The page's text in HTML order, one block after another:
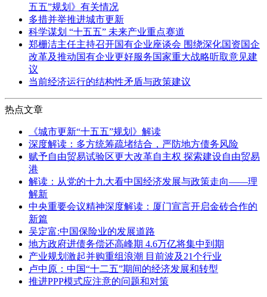
五五”规划》有关情况
多措并举推进城市更新
科学谋划 “十五五” 未来产业重点赛道
郑栅洁主任主持召开国有企业座谈会 围绕深化国资国企
改革及推动国有企业更好服务国家重大战略听取意见建
议
当前经济运行的结构性矛盾与政策建议
热点文章
《城市更新“十五五”规划》解读
深度解读：多方统筹疏堵结合，严防地方债务风险
赋予自由贸易试验区更大改革自主权 探索建设自由贸易
港
解读：从党的十九大看中国经济发展与政策走向——理
解新
中央重要会议精神深度解读：厦门宣言开启金砖合作的
新篇
吴定富:中国保险业的发展道路
地方政府进债务偿还高峰期 4.6万亿将集中到期
产业规划激起并购重组浪潮 目前波及21个行业
卢中原：中国“十二五”期间的经济发展和转型
推进PPP模式应注意的问题和对策